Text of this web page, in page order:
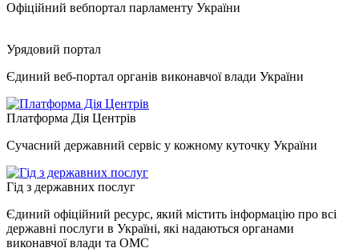
Офіційний вебпортал парламенту України
Урядовий портал
Єдиний веб-портал органів виконавчої влади України
Платформа Дія Центрів
Сучасний державний сервіс у кожному куточку України
Гід з державних послуг
Єдиний офіційний ресурс, який містить інформацію про всі
державні послуги в Україні, які надаються органами
виконавчої влади та ОМС